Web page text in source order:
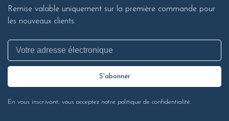
Remise valable uniquement sur la première commande pour
les nouveaux clients.
S'abonner
En vous inscrivant, vous acceptez notre politique de confidentialité.